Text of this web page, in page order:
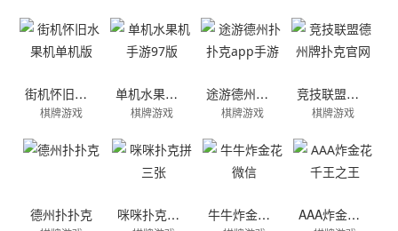
街机怀旧水果机单机版
棋牌游戏
单机水果机手游97版
棋牌游戏
途游德州扑扑克app手游
棋牌游戏
竞技联盟德州牌扑克官网
棋牌游戏
德州扑扑克 咪咪扑克拼三张 牛牛炸金花微信 AAA炸金花千王之王